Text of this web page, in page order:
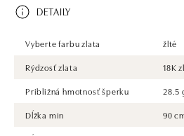
DETAILY
Vyberte farbu zlata
žlté
Rýdzosť zlata
18K
Približná hmotnosť šperku
28.5
Dĺžka min
90